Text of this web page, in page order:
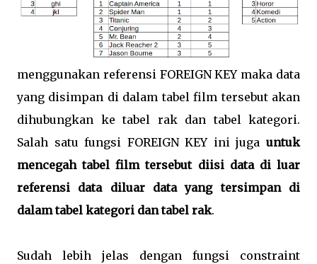
menggunakan referensi FOREIGN KEY maka data
yang disimpan di dalam tabel film tersebut akan
dihubungkan ke tabel rak dan tabel kategori.
Salah satu fungsi FOREIGN KEY ini juga untuk
mencegah tabel film tersebut diisi data di luar
referensi data diluar data yang tersimpan di
dalam tabel kategori dan tabel rak.
Sudah lebih jelas dengan fungsi constraint